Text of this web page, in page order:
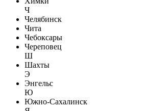
Ч
Челябинск
Чита
Чебоксары
Череповец
Ш
Шахты
Э
Энгельс
Ю
Южно-Сахалинск